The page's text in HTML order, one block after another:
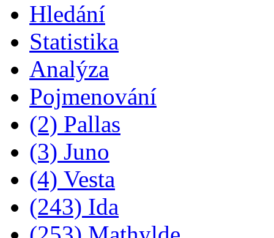
Hledání
Statistika
Analýza
Pojmenování
(2) Pallas
(3) Juno
(4) Vesta
(243) Ida